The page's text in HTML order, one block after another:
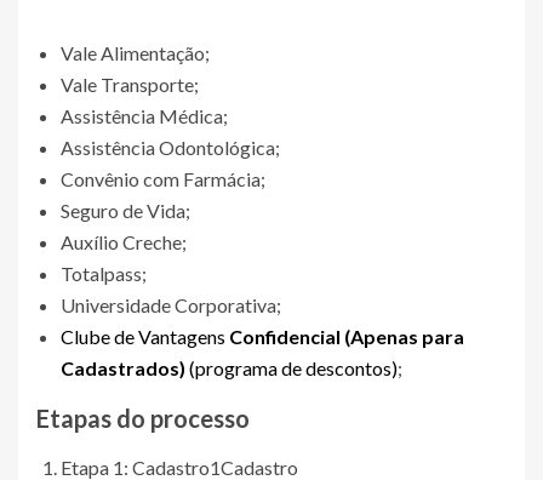
Vale Alimentação;
Vale Transporte;
Assistência Médica;
Assistência Odontológica;
Convênio com Farmácia;
Seguro de Vida;
Auxílio Creche;
Totalpass;
Universidade Corporativa;
Clube de Vantagens Confidencial (Apenas para
Cadastrados) (programa de descontos);
Etapas do processo
Etapa 1: Cadastro1Cadastro